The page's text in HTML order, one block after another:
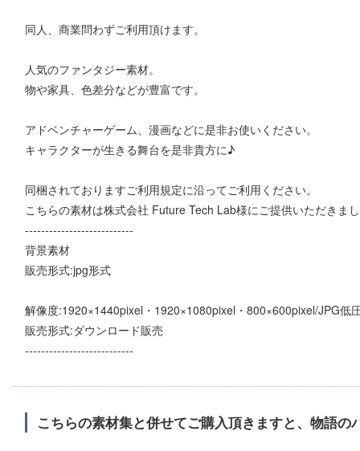
同人、商業問わずご利用頂けます。
人気のファンタジー素材。
物や家具、色差分などが豊富です。
アドベンチャーゲーム、漫画などに是非お使いください。
キャラクターが生きる舞台を是非貴方に♪
同梱されておりますご利用規定に沿ってご利用ください。
こちらの素材は株式会社 Future Tech Lab様にご提供いただきま
---------------------------
背景素材
販売形式:jpg形式
解像度:1920×1440pixel・1920×1080pixel・800×600pixel/JPG低
販売形式:ダウンロード販売
---------------------------
こちらの素材集と併せてご購入頂きますと、物語の